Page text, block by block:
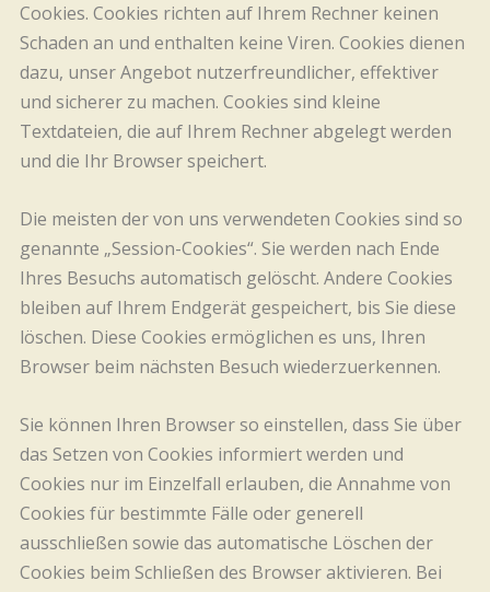
Cookies. Cookies richten auf Ihrem Rechner keinen
Schaden an und enthalten keine Viren. Cookies dienen
dazu, unser Angebot nutzerfreundlicher, effektiver
und sicherer zu machen. Cookies sind kleine
Textdateien, die auf Ihrem Rechner abgelegt werden
und die Ihr Browser speichert.
Die meisten der von uns verwendeten Cookies sind so
genannte „Session-Cookies“. Sie werden nach Ende
Ihres Besuchs automatisch gelöscht. Andere Cookies
bleiben auf Ihrem Endgerät gespeichert, bis Sie diese
löschen. Diese Cookies ermöglichen es uns, Ihren
Browser beim nächsten Besuch wiederzuerkennen.
Sie können Ihren Browser so einstellen, dass Sie über
das Setzen von Cookies informiert werden und
Cookies nur im Einzelfall erlauben, die Annahme von
Cookies für bestimmte Fälle oder generell
ausschließen sowie das automatische Löschen der
Cookies beim Schließen des Browser aktivieren. Bei